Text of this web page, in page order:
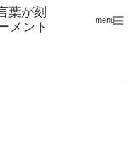
menu